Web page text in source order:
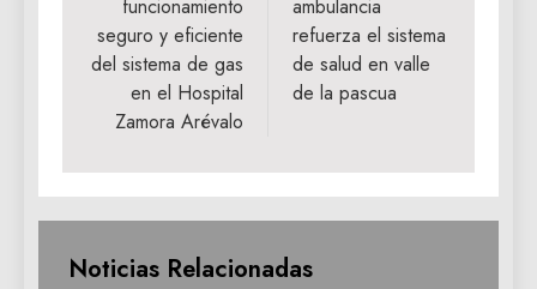
entradas
funcionamiento
seguro y eficiente
del sistema de gas
en el Hospital
Zamora Arévalo
ambulancia
refuerza el sistema
de salud en valle
de la pascua
Noticias Relacionadas